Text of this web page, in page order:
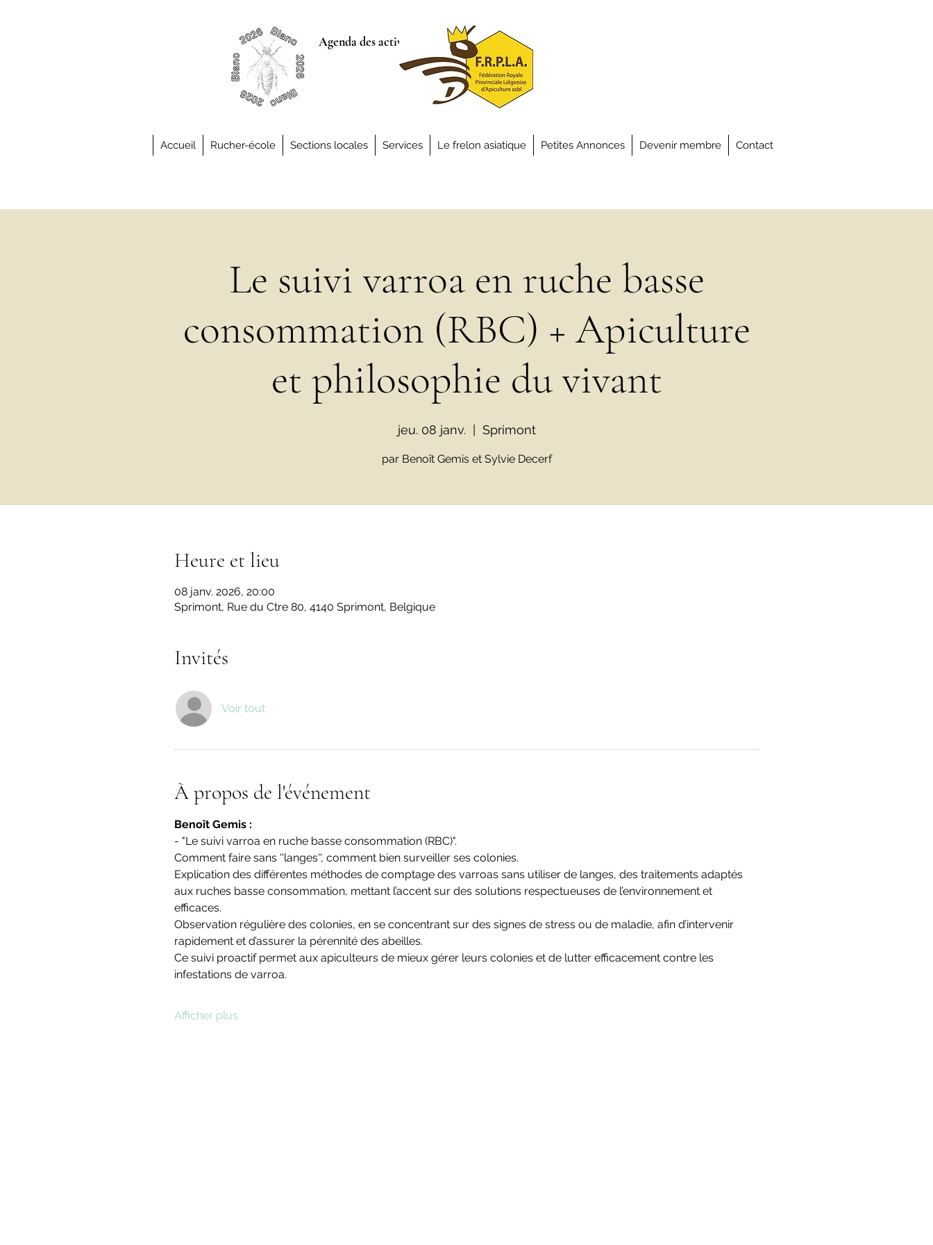
Agenda des activités
Accueil Rucher-école Sections locales Services Le frelon asiatique Petites Annonces Devenir membre Contact
Le suivi varroa en ruche basse
consommation (RBC) + Apiculture
et philosophie du vivant
jeu. 08 janv.
  |
Sprimont
par Benoît Gemis et Sylvie Decerf
Heure et lieu
08 janv. 2026, 20:00
Sprimont, Rue du Ctre 80, 4140 Sprimont, Belgique
Invités
Voir tout
À propos de l'événement
Benoît Gemis :
- "Le suivi varroa en ruche basse consommation (RBC)".
Comment faire sans ''langes'', comment bien surveiller ses colonies.
Explication des différentes méthodes de comptage des varroas sans utiliser de langes, des traitements adaptés
aux ruches basse consommation, mettant l’accent sur des solutions respectueuses de l’environnement et
efficaces.
Observation régulière des colonies, en se concentrant sur des signes de stress ou de maladie, afin d’intervenir
rapidement et d’assurer la pérennité des abeilles.
Ce suivi proactif permet aux apiculteurs de mieux gérer leurs colonies et de lutter efficacement contre les
infestations de varroa.
Afficher plus